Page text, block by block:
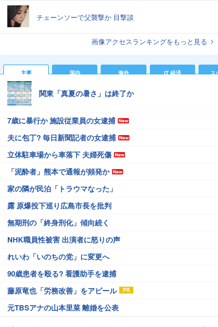
チェーンソーで父襲撃か 目撃談
画像アクセスランキングをもっと見る
主要 国内 海外 IT 経済 ス
関東「真夏の暑さ」は終了か
7歳に暴行か 施設従業員の女逮捕
夫に包丁? 毎日新聞記者の女逮捕
立体駐車場から車落下 夫婦死傷
「泥酔者」熊本で通報が頻発か
家の隣が民泊「トラウマなった」
露 原爆投下巡り広島市長を批判
無期刑の「終身刑化」傾向続く
NHK職員性被害 出演者に怒りの声
れいわ「いのちの党」に変更へ
90歳患者を殴る? 看護助手を逮捕
藤原竜也「労務改善」をアピール
元TBSアナの山本里菜 離婚を公表